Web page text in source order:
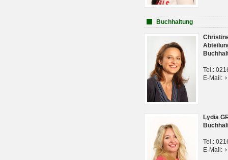
Buchhaltung
Tel.:
E-Mail:
Lydia
Tel.:
E-Mail: